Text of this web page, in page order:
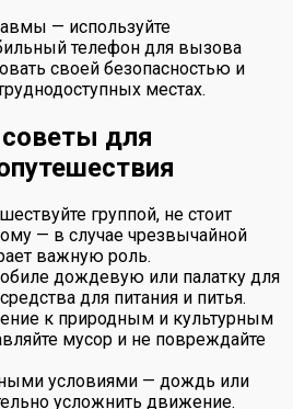
— используйте
телефон для вызова
своей безопасностью и
местах.
для
группой, не стоит
— в случае чрезвычайной
важную роль.
дождевую или палатку для
для питания и питья.
к природным и культурным
мусор и не повреждайте
условиями — дождь или
усложнить движение.